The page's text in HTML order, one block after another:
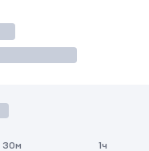
30м 1ч